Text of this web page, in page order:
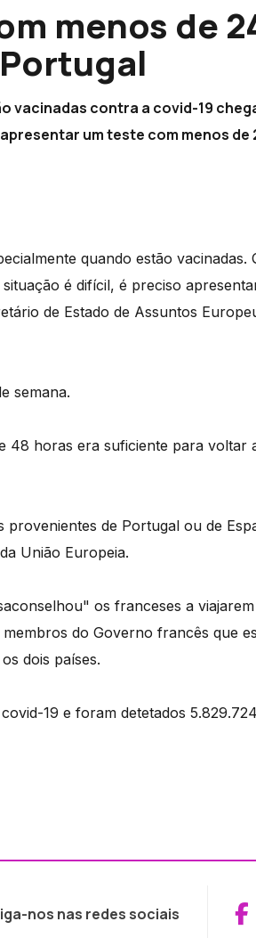
menos de
vacinadas contra a covid-19
um teste com menos de
quando estão vacinadas.
é difícil, é preciso
de Estado de Assuntos
semana.
48 horas era suficiente para voltar
provenientes de Portugal ou de
União Europeia.
os franceses a
do Governo francês que
dois países.
19 e foram detetados
nos nas redes sociais